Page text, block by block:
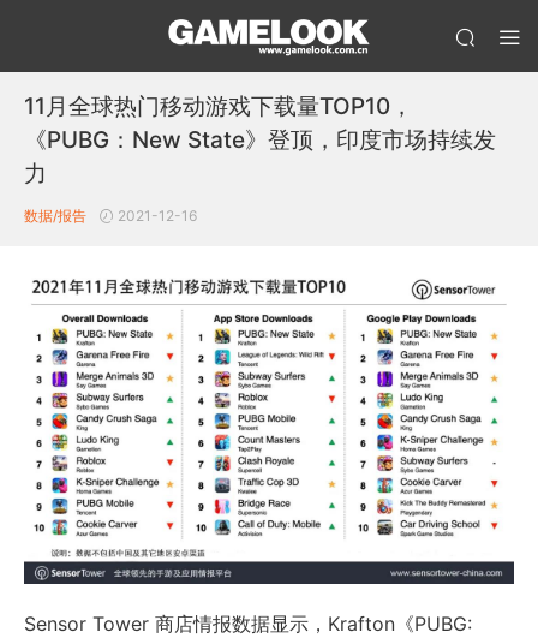
11月全球热门移动游戏下载量TOP10，
《PUBG：New State》登顶，印度市场持续发
力
数据/报告 2021-12-16
Sensor Tower 商店情报数据显示，Krafton《PUBG: